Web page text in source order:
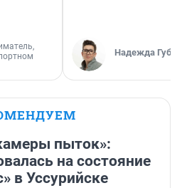
Надежда
пыток»:
на состояние
в Уссурийске